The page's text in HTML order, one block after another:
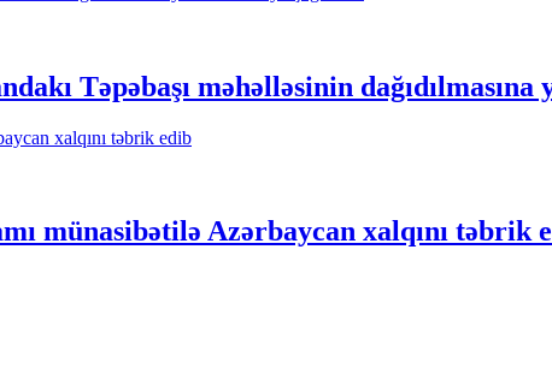
Təpəbaşı məhəlləsinin dağıdılmasına
münasibətilə Azərbaycan xalqını təbrik